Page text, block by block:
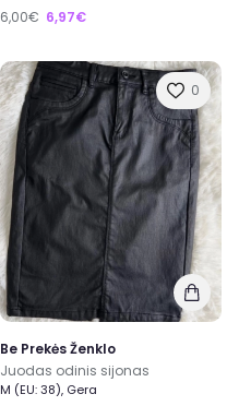
6,00€ 6,97€
0
Be Prekės Ženklo
Juodas odinis sijonas
M (EU: 38), Gera